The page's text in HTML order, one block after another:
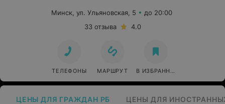
Минск, ул. Ульяновская, 5
до 20:00
33 отзыва
4.0
ТЕЛЕФОНЫ МАРШРУТ В ИЗБРАННОЕ
ЦЕНЫ ДЛЯ ГРАЖДАН РБ ЦЕНЫ ДЛЯ